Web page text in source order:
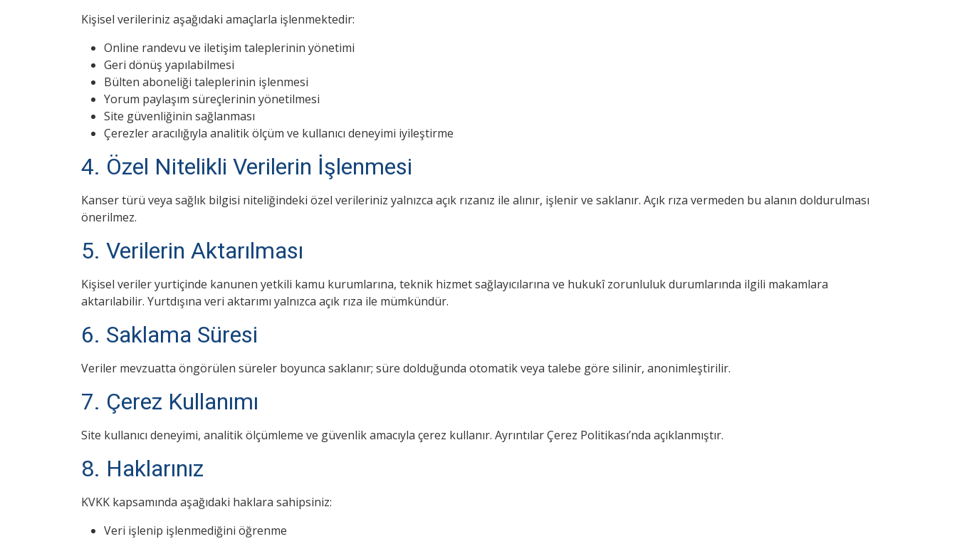
Kişisel verileriniz aşağıdaki amaçlarla işlenmektedir:
Online randevu ve iletişim taleplerinin yönetimi
Geri dönüş yapılabilmesi
Bülten aboneliği taleplerinin işlenmesi
Yorum paylaşım süreçlerinin yönetilmesi
Site güvenliğinin sağlanması
Çerezler aracılığıyla analitik ölçüm ve kullanıcı deneyimi iyileştirme
4. Özel Nitelikli Verilerin İşlenmesi
Kanser türü veya sağlık bilgisi niteliğindeki özel verileriniz yalnızca açık rızanız ile alınır, işlenir ve saklanır. Açık rıza vermeden bu alanın doldurulması
önerilmez.
5. Verilerin Aktarılması
Kişisel veriler yurtiçinde kanunen yetkili kamu kurumlarına, teknik hizmet sağlayıcılarına ve hukukî zorunluluk durumlarında ilgili makamlara
aktarılabilir. Yurtdışına veri aktarımı yalnızca açık rıza ile mümkündür.
6. Saklama Süresi
Veriler mevzuatta öngörülen süreler boyunca saklanır; süre dolduğunda otomatik veya talebe göre silinir, anonimleştirilir.
7. Çerez Kullanımı
Site kullanıcı deneyimi, analitik ölçümleme ve güvenlik amacıyla çerez kullanır. Ayrıntılar Çerez Politikası’nda açıklanmıştır.
8. Haklarınız
KVKK kapsamında aşağıdaki haklara sahipsiniz:
Veri işlenip işlenmediğini öğrenme
Çerez İzni
musunuz?
Kanser tedavisindeki en yeni bilimsel gelişmeler, sağlıklı
yaşam rehberleri ve duyurularımız doğrudan e-posta
E-Bültene Kayıt Ol